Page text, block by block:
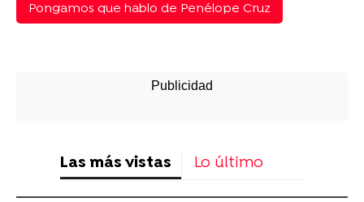
Pongamos que hablo de Penélope Cruz
Las más vistas Lo último